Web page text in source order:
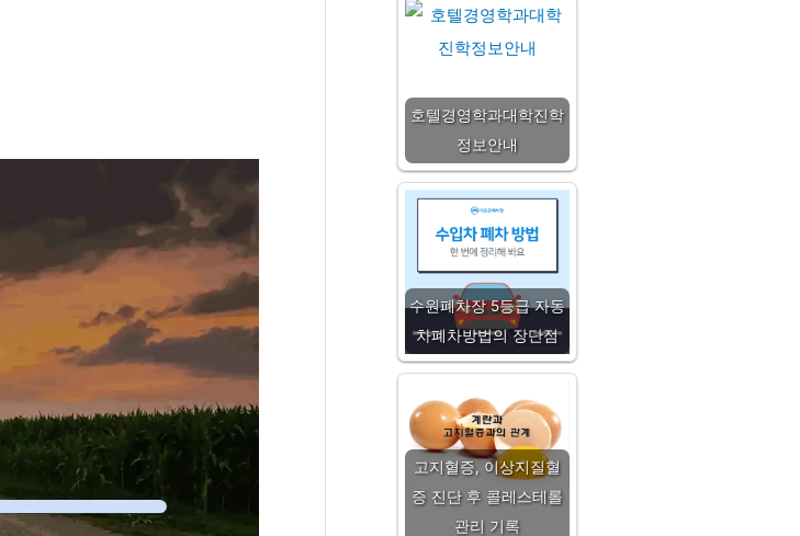
호텔경영학과대학진학
정보안내
수원폐차장 5등급 자동
차폐차방법의 장단점
고지혈증, 이상지질혈
증 진단 후 콜레스테롤
관리 기록